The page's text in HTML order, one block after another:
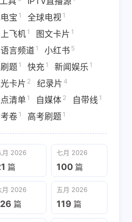
宝 1 全球电视 1
飞机 1 图文卡片 1
言频道 1 小红书 5
题 1 快充 1 新闻娱乐 1
卡片 2 纪录片 4
清单 1 自媒体 2 自带线 1
卷 1 高考刷题 1
月 2026
篇
七月 2026
100 篇
月 2026
篇
五月 2026
119 篇